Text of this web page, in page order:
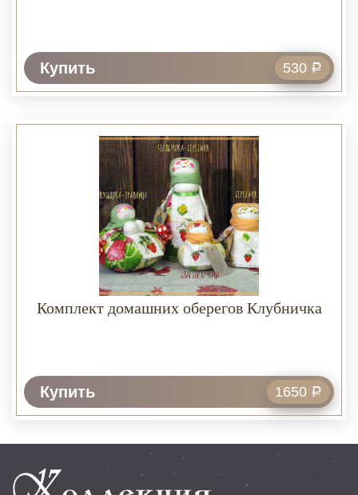
Купить 530 Р
Комплект домашних оберегов Клубничка
Купить 1650 Р